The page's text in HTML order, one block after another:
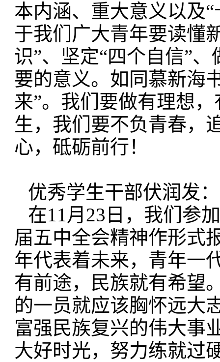
本内涵、重大意义以及
于我们广大青年要读懂
识”、坚定“四个自信”
要的意义。如同慕新海
来”。我们要做有理想
生，我们要不负青春，
心，砥砺前行！
优秀学生干部伏润发：
在11月23日，我们参
届五中全会精神作形式
年代表着未来，青年一
有前途，民族就有希望
的一员就应该胸怀远大
富强民族复兴的伟大事
大好时光，努力练就过